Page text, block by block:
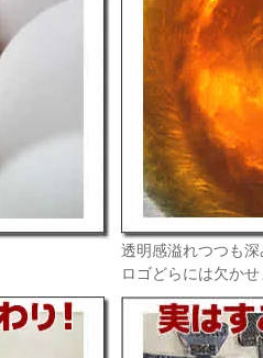
透明感溢れつつも
ロゴどらには欠か